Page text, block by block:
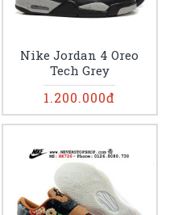
Nike Jordan 4 Oreo
Tech Grey
1.200.000đ